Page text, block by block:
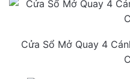
Cửa Sổ Mở Quay 4